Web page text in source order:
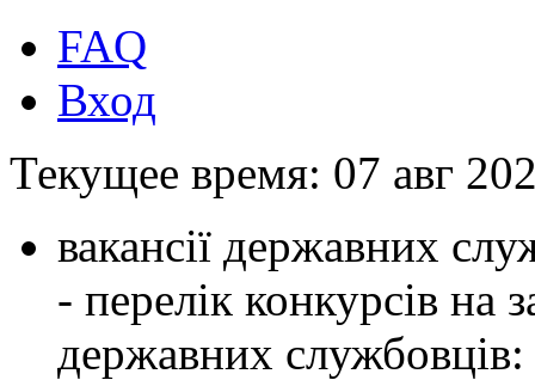
FAQ
Вход
Текущее время: 07 авг
вакансії державних
- перелік конкурсів на
державних службовців: